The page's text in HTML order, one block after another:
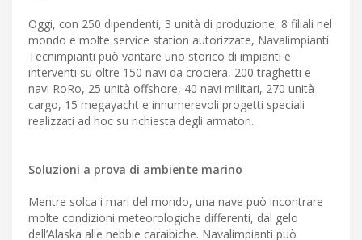
Oggi, con 250 dipendenti, 3 unità di produzione, 8 filiali nel
mondo e molte service station autorizzate, Navalimpianti
Tecnimpianti può vantare uno storico di impianti e
interventi su oltre 150 navi da crociera, 200 traghetti e
navi RoRo, 25 unità offshore, 40 navi militari, 270 unità
cargo, 15 megayacht e innumerevoli progetti speciali
realizzati ad hoc su richiesta degli armatori.
Soluzioni a prova di ambiente marino
Mentre solca i mari del mondo, una nave può incontrare
molte condizioni meteorologiche differenti, dal gelo
dell’Alaska alle nebbie caraibiche. Navalimpianti può